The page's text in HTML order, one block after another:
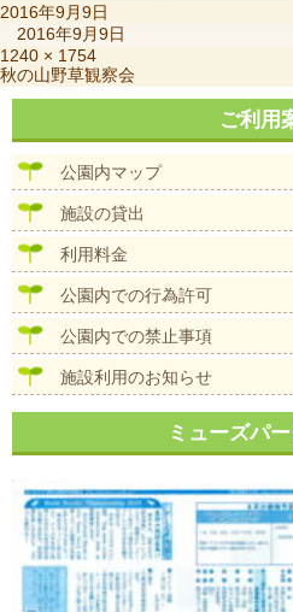
投
日:
2016年9月9日
2016年9月9日
フ
ル
サ
ズ
1240 × 1754
投
稿
ビ
秋の山野草観察会
ご利用
公園内マップ
施設の貸出
利用料金
公園内での行為許可
公園内での禁止事項
施設利用のお知らせ
ミューズパ